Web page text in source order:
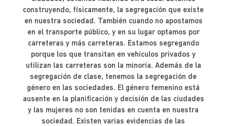
construyendo, físicamente, la segregación que existe
en nuestra sociedad. También cuando no apostamos
en el transporte público, y en su lugar optamos por
carreteras y más carreteras. Estamos segregando
porque los que transitan en vehículos privados y
utilizan las carreteras son la minoría. Además de la
segregación de clase, tenemos la segregación de
género en las sociedades. El género femenino está
ausente en la planificación y decisión de las ciudades
y las mujeres no son tenidas en cuenta en nuestra
sociedad. Existen varias evidencias de las